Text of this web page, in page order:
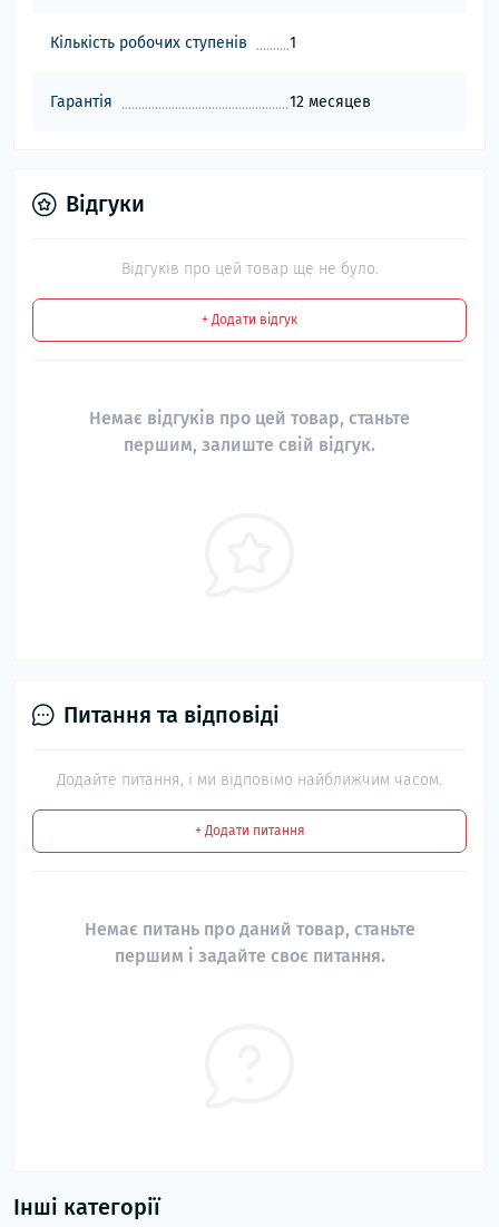
Кількість робочих ступенів 1
Гарантія 12 месяцев
Відгуки
Відгуків про цей товар ще не було.
+ Додати відгук
Немає відгуків про цей товар, станьте
першим, залиште свій відгук.
Питання та відповіді
Додайте питання, і ми відповімо найближчим часом.
+ Додати питання
Немає питань про даний товар, станьте
першим і задайте своє питання.
Інші категорії